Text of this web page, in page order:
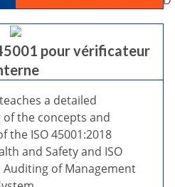
pour vérificateur
a detailed
the concepts and
the ISO 45001:2018
and Safety and ISO
Auditing of Management